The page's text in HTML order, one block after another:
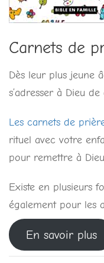
Carnets de
Dès leur plus jeune
s’adresser à Dieu
Les carnets de
rituel avec votre
pour remettre à
Existe en plusieurs
également pour les
En savoir plus